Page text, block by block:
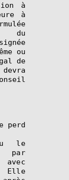
à
à
du
ou
de
perd
le
par
avec
Elle